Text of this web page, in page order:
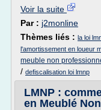
Voir la suite
Par : j2monline
Thèmes liés : la loi
l'amortissement en loueur
meuble non
/ defiscalisation loi lmnp
LMNP :
en Meublé